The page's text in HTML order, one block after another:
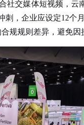
交媒体短视频，云
，企业应设定12个
规规则差异，避免因